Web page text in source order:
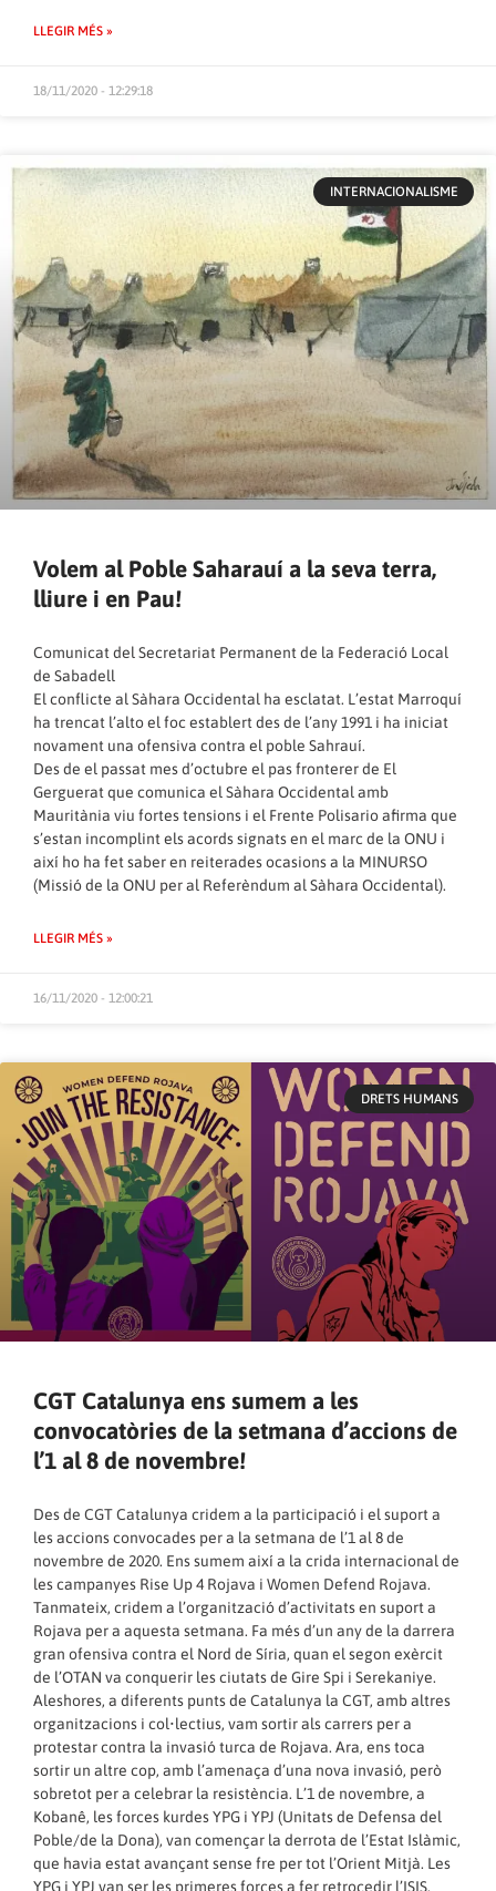
LLEGIR MÉS »
18/11/2020 - 12:29:18
INTERNACIONALISME
Volem al Poble Saharauí a la seva terra,
lliure i en Pau!
Comunicat del Secretariat Permanent de la Federació Local
de Sabadell
El conflicte al Sàhara Occidental ha esclatat. L’estat Marroquí
ha trencat l’alto el foc establert des de l’any 1991 i ha iniciat
novament una ofensiva contra el poble Sahrauí.
Des de el passat mes d’octubre el pas fronterer de El
Gerguerat que comunica el Sàhara Occidental amb
Mauritània viu fortes tensions i el Frente Polisario afirma que
s’estan incomplint els acords signats en el marc de la ONU i
així ho ha fet saber en reiterades ocasions a la MINURSO
(Missió de la ONU per al Referèndum al Sàhara Occidental).
LLEGIR MÉS »
16/11/2020 - 12:00:21
DRETS HUMANS
CGT Catalunya ens sumem a les
convocatòries de la setmana d’accions de
l’1 al 8 de novembre!
Des de CGT Catalunya cridem a la participació i el suport a
les accions convocades per a la setmana de l’1 al 8 de
novembre de 2020. Ens sumem així a la crida internacional de
les campanyes Rise Up 4 Rojava i Women Defend Rojava.
Tanmateix, cridem a l’organització d’activitats en suport a
Rojava per a aquesta setmana. Fa més d’un any de la darrera
gran ofensiva contra el Nord de Síria, quan el segon exèrcit
de l’OTAN va conquerir les ciutats de Gire Spi i Serekaniye.
Aleshores, a diferents punts de Catalunya la CGT, amb altres
organitzacions i col•lectius, vam sortir als carrers per a
protestar contra la invasió turca de Rojava. Ara, ens toca
sortir un altre cop, amb l’amenaça d’una nova invasió, però
sobretot per a celebrar la resistència. L’1 de novembre, a
Kobanê, les forces kurdes YPG i YPJ (Unitats de Defensa del
Poble/de la Dona), van començar la derrota de l’Estat Islàmic,
que havia estat avançant sense fre per tot l’Orient Mitjà. Les
YPG i YPJ van ser les primeres forces a fer retrocedir l’ISIS.